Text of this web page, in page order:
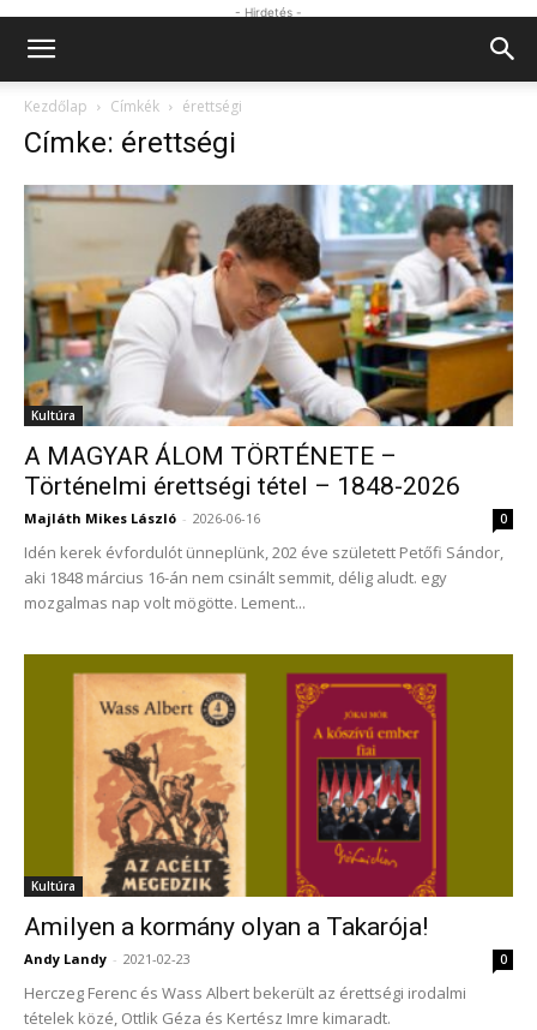
- Hirdetés -
Kezdőlap Címkék érettségi
Címke: érettségi
Kultúra
A MAGYAR ÁLOM TÖRTÉNETE –
Történelmi érettségi tétel – 1848-2026
Majláth Mikes László - 2026-06-16 0
Idén kerek évfordulót ünneplünk, 202 éve született Petőfi Sándor,
aki 1848 március 16-án nem csinált semmit, délig aludt. egy
mozgalmas nap volt mögötte. Lement...
Kultúra
Amilyen a kormány olyan a Takarója!
Andy Landy - 2021-02-23 0
Herczeg Ferenc és Wass Albert bekerült az érettségi irodalmi
tételek közé, Ottlik Géza és Kertész Imre kimaradt.